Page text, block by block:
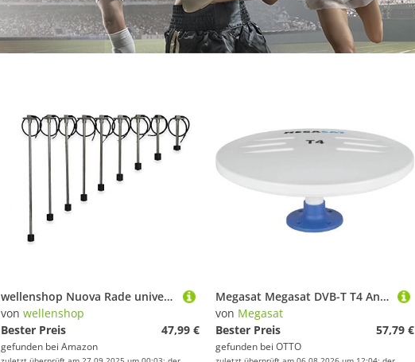
wellenshop Nuova Rade universeller Edelstahl Tankgeber für Benzin & Wasser 150-600 mm Bootstank Wassertank Benzintank Kraftstofftank Größe 0-190/350 mm
von wellenshop
Bester Preis
47,99 €
gefunden bei Amazon
Megasat Megasat DVB-T T4 Antennen Fernbedienung
von Megasat
Bester Preis
57,79 €
gefunden bei OTTO